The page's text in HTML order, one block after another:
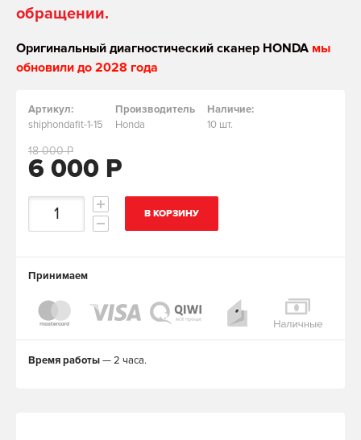
обращении.
Оригинальный диагностический сканер HONDA мы
обновили до 2028 года
Артикул:
shiphondafit-1-15
Производитель
Honda
Наличие:
10 шт.
6 000 Р
18 000 Р
В КОРЗИНУ
Принимаем
Время работы— 2 часа.